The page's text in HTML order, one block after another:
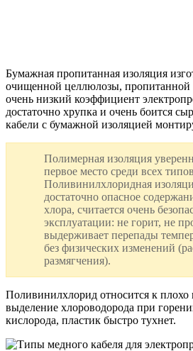
Бумажная пропитанная изоляция
очищенной целлюлозы, пропитанной
очень низкий коэффициент
достаточно хрупка и очень боится
кабели с бумажной изоляцией
Полимерная изоляция
первое место среди всех
Поливинилхлоридная
достаточно опасное
хлора, считается очень
эксплуатации: не горит, не
выдерживает перепады
без физических изменений
размягчения).
Поливинилхлорид относится к
выделение хлороводорода при
кислорода, пластик быстро тухнет.